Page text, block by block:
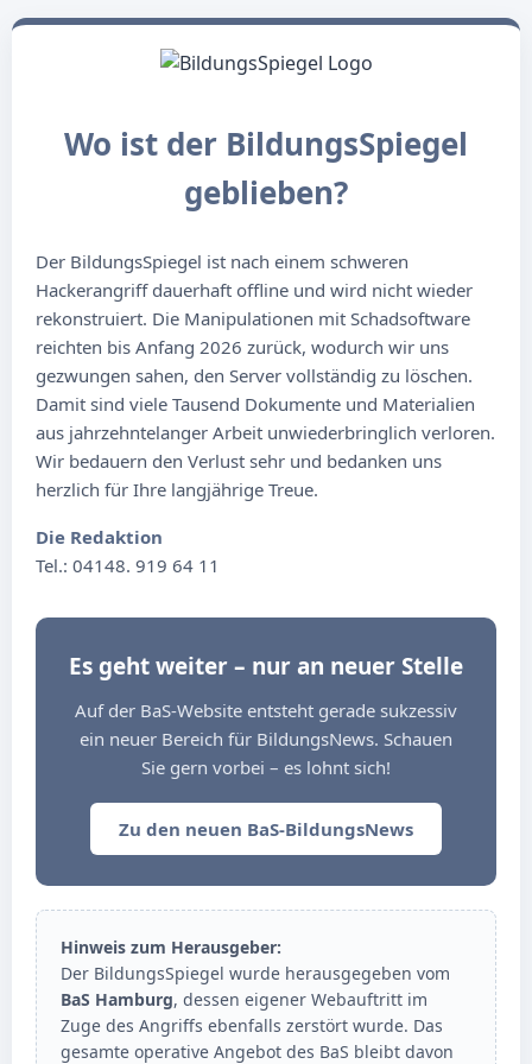
Wo ist der BildungsSpiegel
geblieben?
Der BildungsSpiegel ist nach einem schweren
Hackerangriff dauerhaft offline und wird nicht wieder
rekonstruiert. Die Manipulationen mit Schadsoftware
reichten bis Anfang 2026 zurück, wodurch wir uns
gezwungen sahen, den Server vollständig zu löschen.
Damit sind viele Tausend Dokumente und Materialien
aus jahrzehntelanger Arbeit unwiederbringlich verloren.
Wir bedauern den Verlust sehr und bedanken uns
herzlich für Ihre langjährige Treue.
Die Redaktion
Tel.: 04148. 919 64 11
Es geht weiter – nur an neuer Stelle
Auf der BaS-Website entsteht gerade sukzessiv
ein neuer Bereich für BildungsNews. Schauen
Sie gern vorbei – es lohnt sich!
Zu den neuen BaS-BildungsNews
Hinweis zum Herausgeber:
Der BildungsSpiegel wurde herausgegeben vom
BaS Hamburg, dessen eigener Webauftritt im
Zuge des Angriffs ebenfalls zerstört wurde. Das
gesamte operative Angebot des BaS bleibt davon